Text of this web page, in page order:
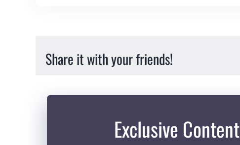
Share it with your friends!
Exclusive Content